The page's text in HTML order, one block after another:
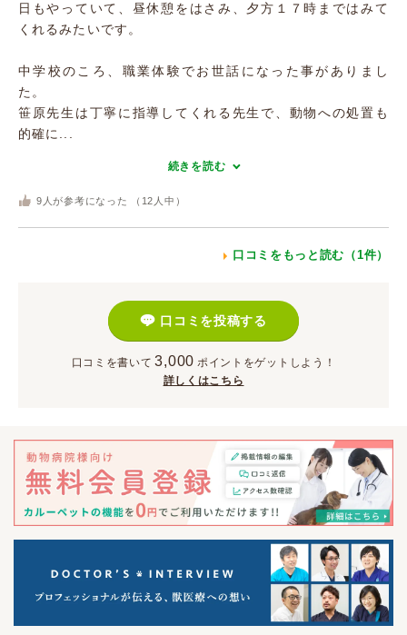
日もやっていて、昼休憩をはさみ、夕方１７時まではみて
くれるみたいです。
中学校のころ、職業体験でお世話になった事がありまし
た。
笹原先生は丁寧に指導してくれる先生で、動物への処置も
的確に...
続きを読む
9 人が参考になった （ 12 人中）
口コミをもっと読む（1件）
口コミを投稿する
口コミを書いて 3,000 ポイント をゲットしよう！
詳しくはこちら